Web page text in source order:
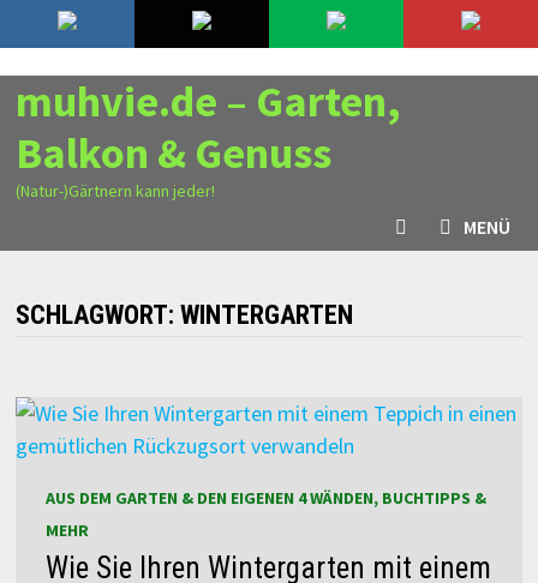
Zurück
zum
Inhalt
9. August 2026
muhvie.de – Garten,
Balkon & Genuss
(Natur-)Gärtnern kann jeder!
MENÜ
SCHLAGWORT: WINTERGARTEN
AUS DEM GARTEN & DEN EIGENEN 4 WÄNDEN, BUCHTIPPS &
MEHR
Wie Sie Ihren Wintergarten mit einem